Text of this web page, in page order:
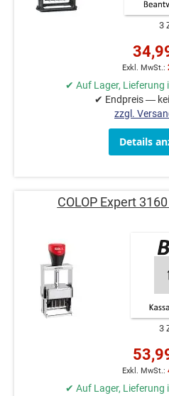
3
✔ Auf Lager, Lieferung
✔ Endpreis —
zzgl.
Details
COLOP Expert
3
✔ Auf Lager, Lieferung